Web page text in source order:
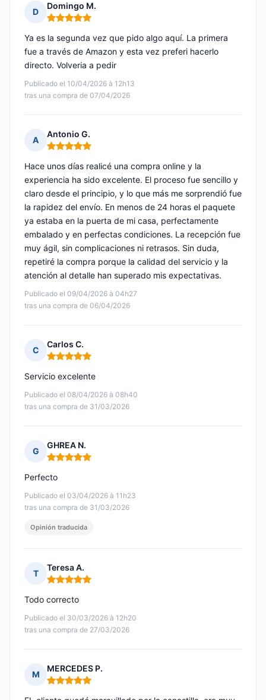
D
Domingo M.
Nota: 5 de 5
Publicado el 10/04/2026 à 12h13
tras una compra de 07/04/2026
Ya es la segunda vez que pido algo aquí. La primera
fue a través de Amazon y esta vez preferi hacerlo
directo. Volveria a pedir
A
Antonio G.
Nota: 5 de 5
Publicado el 09/04/2026 à 04h27
tras una compra de 06/04/2026
Hace unos días realicé una compra online y la
experiencia ha sido excelente. El proceso fue sencillo y
claro desde el principio, y lo que más me sorprendió fue
la rapidez del envío. En menos de 24 horas el paquete
ya estaba en la puerta de mi casa, perfectamente
embalado y en perfectas condiciones. La recepción fue
muy ágil, sin complicaciones ni retrasos. Sin duda,
repetiré la compra porque la calidad del servicio y la
atención al detalle han superado mis expectativas.
C
Carlos C.
Nota: 5 de 5
Publicado el 08/04/2026 à 08h40
tras una compra de 31/03/2026
Servicio excelente
G
GHREA N.
Nota: 5 de 5
Publicado el 03/04/2026 à 11h23
tras una compra de 31/03/2026
Perfecto
Opinión traducida
T
Teresa A.
Nota: 5 de 5
Publicado el 30/03/2026 à 12h20
tras una compra de 27/03/2026
Todo correcto
M
MERCEDES P.
Nota: 5 de 5